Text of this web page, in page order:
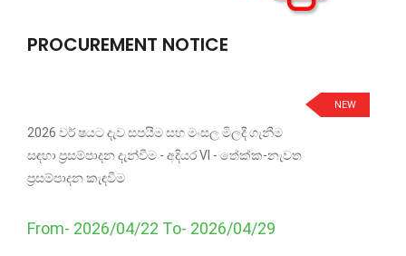
PROCUREMENT NOTICE
NEW
2026 වර් ෂයට දැව සපයීම සහ මංසල මිලදී ගැනීම
සඳහා ප්‍රසම්පාදන දැන්වීම - අදියර VI - තේක්ක-නැවත
ප්‍රසම්පාදන කැඳවීම
From- 2026/04/22 To- 2026/04/29